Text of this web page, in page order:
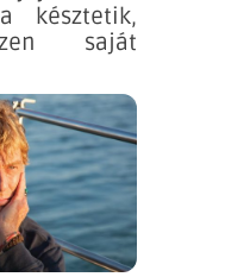
késztetik,
saját